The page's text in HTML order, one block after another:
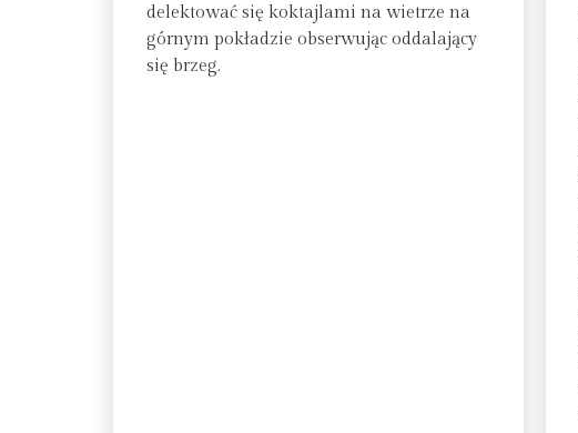
delektować się koktajlami na wietrze na
górnym pokładzie obserwując oddalający
się brzeg.